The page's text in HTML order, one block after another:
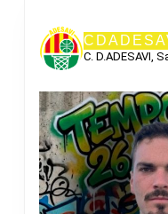
C. D.ADESAVI,